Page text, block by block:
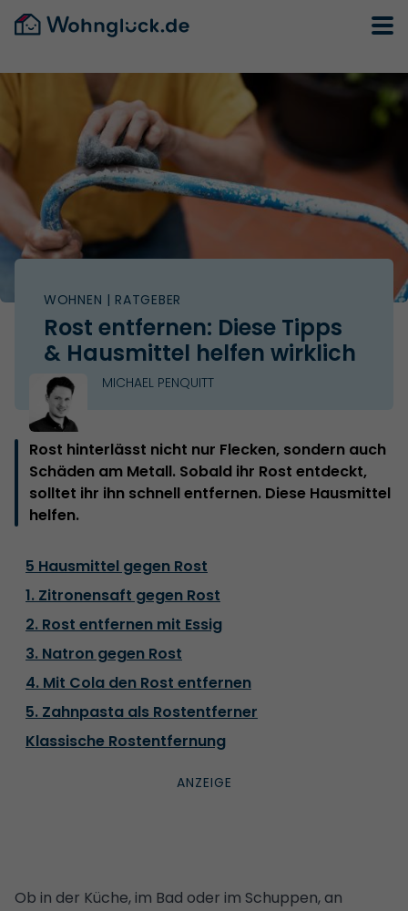
WOHNEN | RATGEBER
Rost entfernen: Diese Tipps
& Hausmittel helfen wirklich
MICHAEL PENQUITT
Rost hinterlässt nicht nur Flecken, sondern auch
Schäden am Metall. Sobald ihr Rost entdeckt,
solltet ihr ihn schnell entfernen. Diese Hausmittel
helfen.
5 Hausmittel gegen Rost
1. Zitronensaft gegen Rost
2. Rost entfernen mit Essig
3. Natron gegen Rost
4. Mit Cola den Rost entfernen
5. Zahnpasta als Rostentferner
Klassische Rostentfernung
Ob in der Küche, im Bad oder im Schuppen, an